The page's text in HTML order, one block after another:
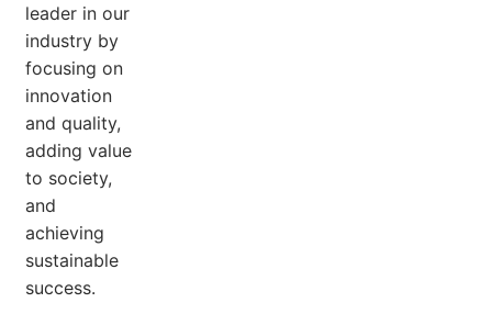
leader in our
industry by
focusing on
innovation
and quality,
adding value
to society,
and
achieving
sustainable
success.